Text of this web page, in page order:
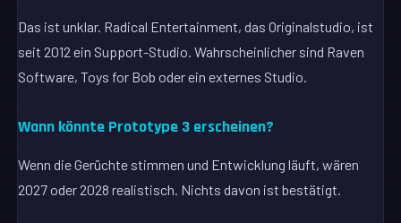
Das ist unklar. Radical Entertainment, das Originalstudio, ist
seit 2012 ein Support-Studio. Wahrscheinlicher sind Raven
Software, Toys for Bob oder ein externes Studio.
Wann könnte Prototype 3 erscheinen?
Wenn die Gerüchte stimmen und Entwicklung läuft, wären
2027 oder 2028 realistisch. Nichts davon ist bestätigt.